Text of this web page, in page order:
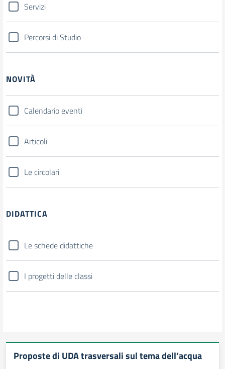
Servizi
Percorsi di Studio
NOVITÀ
Calendario eventi
Articoli
Le circolari
DIDATTICA
Le schede didattiche
I progetti delle classi
Proposte di UDA trasversali sul tema dell’acqua